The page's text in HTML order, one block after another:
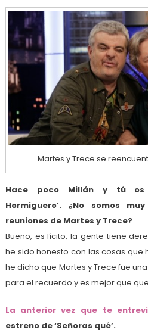
Martes y Trece se
Hace poco Millán y tú os
Hormiguero’. ¿No somos
reuniones de Martes y Trece?
Bueno, es lícito, la gente tiene
he sido honesto con las cosas que
he dicho que Martes y Trece fue
para el recuerdo y es mejor que
La anterior vez que te
estreno de ‘Señoras qué’.